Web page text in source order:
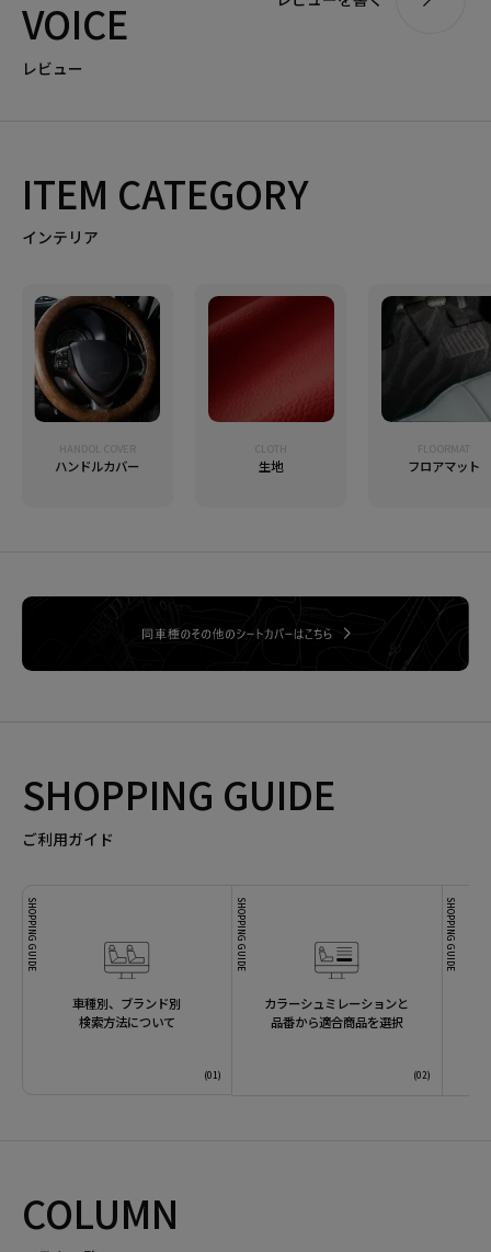
VOICE
レビュー
ITEM CATEGORY
インテリア
HANDOL COVER
ハンドルカバー
CLOTH
生地
FLOORMAT
フロアマット
SHOPPING GUIDE
ご利用ガイド
SHOPPING GUIDE
車種別、ブランド別
検索方法について
SHOPPING GUIDE
カラーシュミレーションと
品番から適合商品を選択
SHOPPING GUIDE
COLUMN